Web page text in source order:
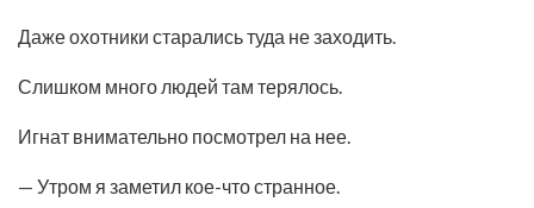
Даже охотники старались туда не заходить.
Слишком много людей там терялось.
Игнат внимательно посмотрел на нее.
— Утром я заметил кое-что странное.